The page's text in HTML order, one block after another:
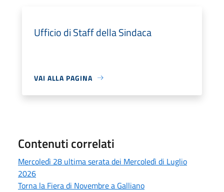
Ufficio di Staff della Sindaca
VAI ALLA PAGINA
Contenuti correlati
Mercoledì 28 ultima serata dei Mercoledì di Luglio
2026
Torna la Fiera di Novembre a Galliano